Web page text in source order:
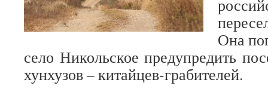
Она
село Никольское предупредить
хунхузов – китайцев-грабителей.